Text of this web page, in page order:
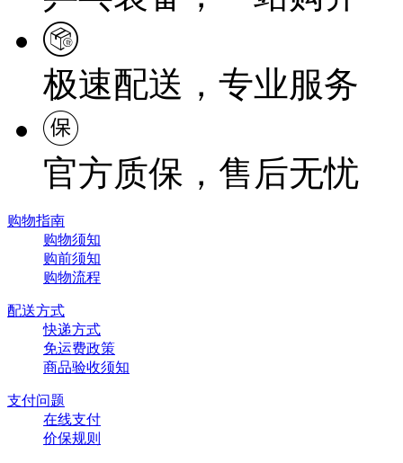
极速配送，专业服务
官方质保，售后无忧
购物指南
购物须知
购前须知
购物流程
配送方式
快递方式
免运费政策
商品验收须知
支付问题
在线支付
价保规则